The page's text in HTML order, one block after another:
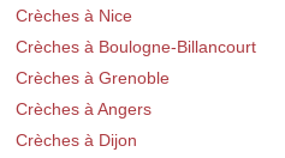
Crèches à Nice
Crèches à Boulogne-Billancourt
Crèches à Grenoble
Crèches à Angers
Crèches à Dijon